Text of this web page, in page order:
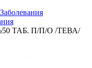
ТАБ. П/П/О /ТЕВА/